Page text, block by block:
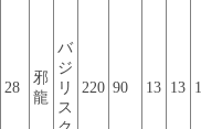
28
邪
龍
バ
ジ
リ
ス
220 90 13 13